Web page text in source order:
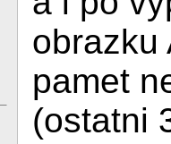
obrazku
pamet
(ostatni